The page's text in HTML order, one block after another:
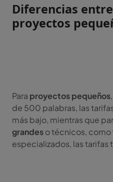
Diferencias
proyectos
Para proyectos pequeños
de 500 palabras, las
más bajo, mientras que
grandeso técnicos,
especializados, las tarifas